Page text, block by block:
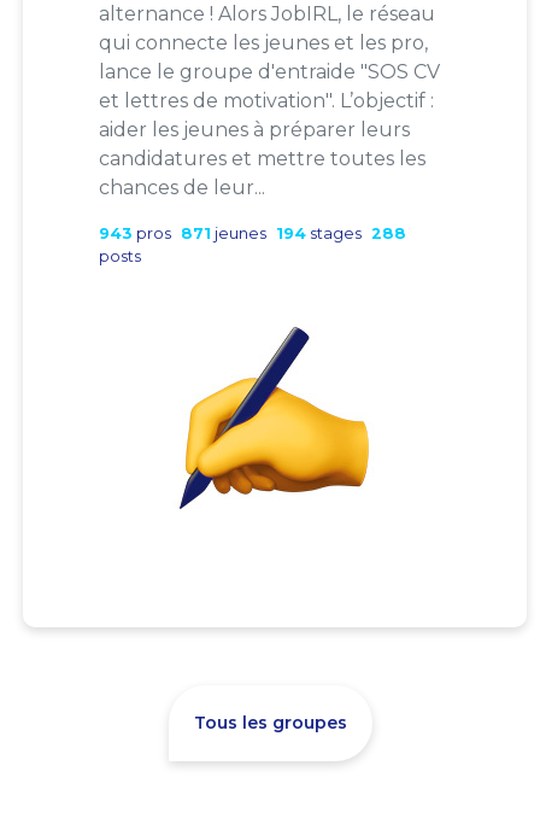
alternance ! Alors JobIRL, le réseau
qui connecte les jeunes et les pro,
lance le groupe d'entraide "SOS CV
et lettres de motivation". L’objectif :
aider les jeunes à préparer leurs
candidatures et mettre toutes les
chances de leur...
943 pros 871 jeunes 194 stages 288
posts
Tous les groupes